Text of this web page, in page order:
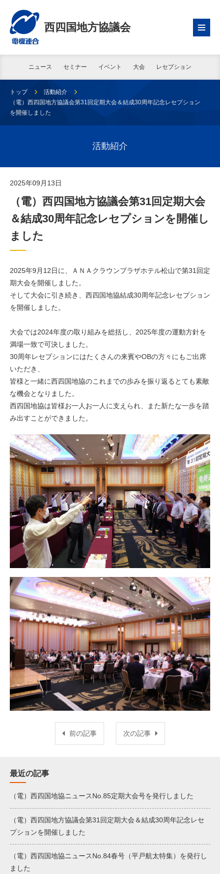
西四国地方協議会
ニュース セミナー イベント 大会 レセプション
トップ
活動紹介
（電）西四国地方協議会第31回定期大会＆結成30周年記念レセプション
を開催しました
活動紹介
2025年09月13日
（電）西四国地方協議会第31回定期大会
＆結成30周年記念レセプションを開催し
ました
2025年9月12日に、ＡＮＡクラウンプラザホテル松山で第31回定
期大会を開催しました。
そして大会に引き続き、西四国地協結成30周年記念レセプション
を開催しました。
大会では2024年度の取り組みを総括し、2025年度の運動方針を
満場一致で可決しました。
30周年レセプションにはたくさんの来賓やOBの方々にもご出席
いただき、
皆様と一緒に西四国地協のこれまでの歩みを振り返るとても素敵
な機会となりました。
西四国地協は皆様お一人お一人に支えられ、また新たな一歩を踏
み出すことができました。
前の記事 次の記事
最近の記事
（電）西四国地協ニュースNo.85定期大会号を発行しました
（電）西四国地方協議会第31回定期大会＆結成30周年記念レセ
プションを開催しました
（電）西四国地協ニュースNo.84春号（平戸航太特集）を発行し
ました